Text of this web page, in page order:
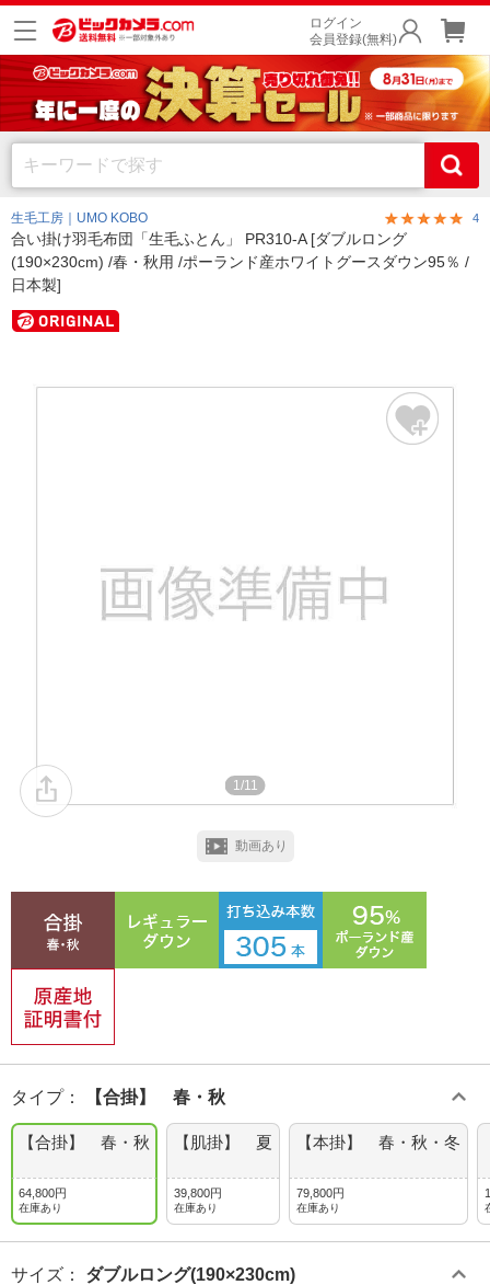
ログイン
会員登録(無料)
生毛工房｜UMO KOBO 4
合い掛け羽毛布団「生毛ふとん」 PR310-A [ダブルロング
(190×230cm) /春・秋用 /ポーランド産ホワイトグースダウン95％ /
日本製]
1/11
動画あり
タイプ： 【合掛】 春・秋
【合掛】 春・秋
64,800円
在庫あり
【肌掛】 夏
39,800円
在庫あり
【本掛】 春・秋・冬
79,800円
在庫あり
サイズ ： ダブルロング(190×230cm)